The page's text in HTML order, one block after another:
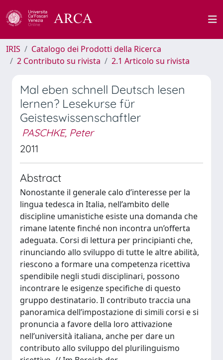
IRIS
Catalogo dei Prodotti della Ricerca
2 Contributo su rivista
2.1 Articolo su rivista
Mal eben schnell Deutsch lesen
lernen? Lesekurse für
Geisteswissenschaftler
PASCHKE, Peter
2011
Abstract
Nonostante il generale calo d’interesse per la
lingua tedesca in Italia, nell’ambito delle
discipline umanistiche esiste una domanda che
rimane latente finché non incontra un’offerta
adeguata. Corsi di lettura per principianti che,
rinunciando allo sviluppo di tutte le altre abilità,
riescono a formare una competenza ricettiva
spendibile negli studi disciplinari, possono
incontrare le esigenze specifiche di questo
gruppo destinatario. Il contributo traccia una
panoramica dell’impostazione di simili corsi e si
pronuncia a favore della loro attivazione
nell’università italiana, anche per dare un
contributo allo sviluppo del plurilinguismo